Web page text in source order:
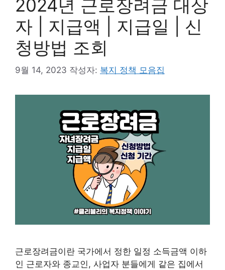
2024년 근로장려금 대상
자 | 지급액 | 지급일 | 신
청방법 조회
9월 14, 2023 작성자: 복지 정책 모음집
근로장려금이란 국가에서 정한 일정 소득금액 이하
인 근로자와 종교인, 사업자 분들에게 같은 집에서